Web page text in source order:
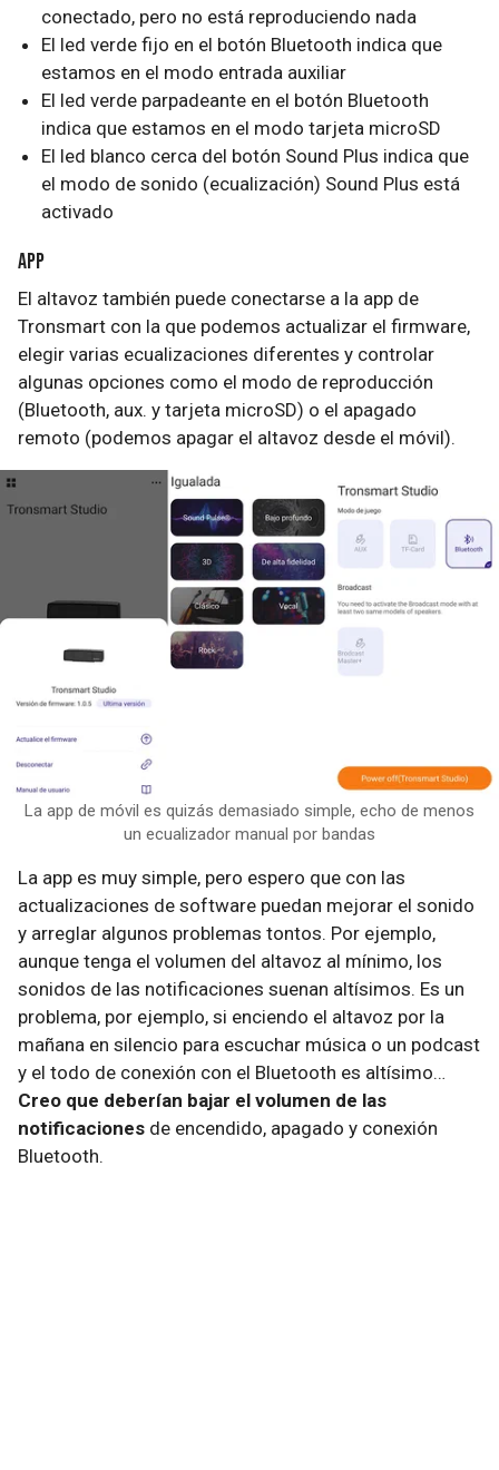
conectado, pero no está reproduciendo nada
El led verde fijo en el botón Bluetooth indica que
estamos en el modo entrada auxiliar
El led verde parpadeante en el botón Bluetooth
indica que estamos en el modo tarjeta microSD
El led blanco cerca del botón Sound Plus indica que
el modo de sonido (ecualización) Sound Plus está
activado
App
El altavoz también puede conectarse a la app de
Tronsmart con la que podemos actualizar el firmware,
elegir varias ecualizaciones diferentes y controlar
algunas opciones como el modo de reproducción
(Bluetooth, aux. y tarjeta microSD) o el apagado
remoto (podemos apagar el altavoz desde el móvil).
La app de móvil es quizás demasiado simple, echo de menos
un ecualizador manual por bandas
La app es muy simple, pero espero que con las
actualizaciones de software puedan mejorar el sonido
y arreglar algunos problemas tontos. Por ejemplo,
aunque tenga el volumen del altavoz al mínimo, los
sonidos de las notificaciones suenan altísimos. Es un
problema, por ejemplo, si enciendo el altavoz por la
mañana en silencio para escuchar música o un podcast
y el todo de conexión con el Bluetooth es altísimo…
Creo que deberían bajar el volumen de las
notificaciones de encendido, apagado y conexión
Bluetooth.